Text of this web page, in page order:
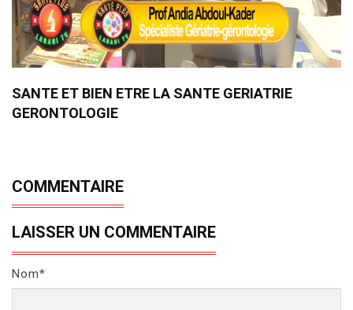
SANTE ET BIEN ETRE LA SANTE GERIATRIE
GERONTOLOGIE
COMMENTAIRE
LAISSER UN COMMENTAIRE
Nom*